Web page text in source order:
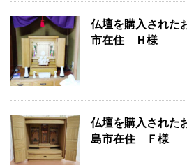
仏壇を購入された
市在住 Ｈ様
仏壇を購入された
島市在住 Ｆ様